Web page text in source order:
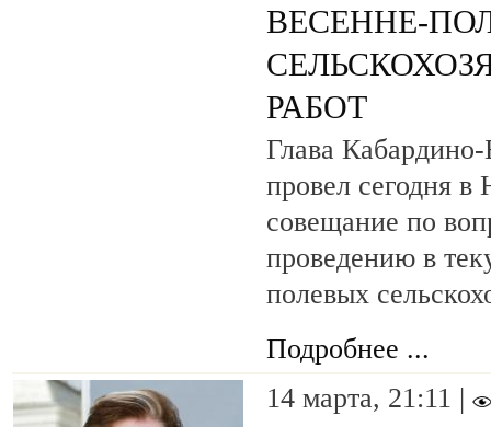
ВЕСЕННЕ-
РАБОТ
Глава
провел сегодня в
совещание по
проведению в
полевых
Подробнее ...
14 марта, 21:11 |